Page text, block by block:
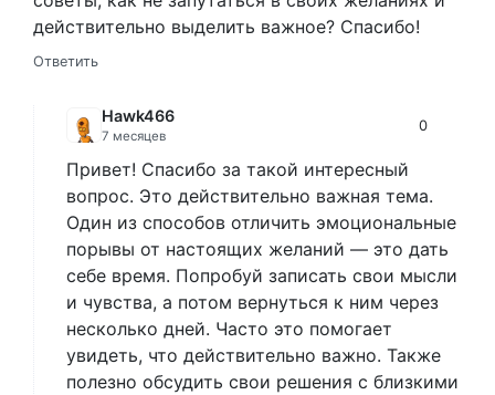
действительно выделить важное? Спасибо!
Ответить
Hawk466
7 месяцев
0
Привет! Спасибо за такой интересный
вопрос. Это действительно важная тема.
Один из способов отличить эмоциональные
порывы от настоящих желаний — это дать
себе время. Попробуй записать свои мысли
и чувства, а потом вернуться к ним через
несколько дней. Часто это помогает
увидеть, что действительно важно. Также
полезно обсудить свои решения с близкими